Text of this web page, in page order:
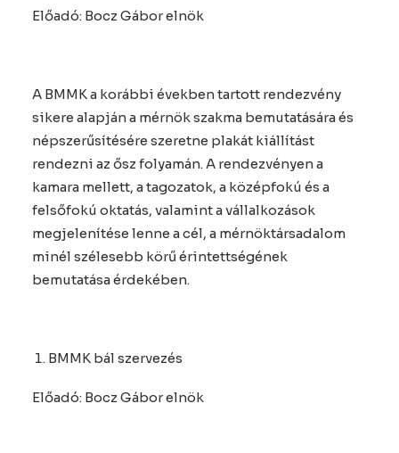
Előadó: Bocz Gábor elnök
A BMMK a korábbi években tartott rendezvény
sikere alapján a mérnök szakma bemutatására és
népszerűsítésére szeretne plakát kiállítást
rendezni az ősz folyamán. A rendezvényen a
kamara mellett, a tagozatok, a középfokú és a
felsőfokú oktatás, valamint a vállalkozások
megjelenítése lenne a cél, a mérnöktársadalom
minél szélesebb körű érintettségének
bemutatása érdekében.
BMMK bál szervezés
Előadó: Bocz Gábor elnök